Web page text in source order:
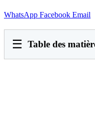
WhatsApp Facebook Email
☰ Table des